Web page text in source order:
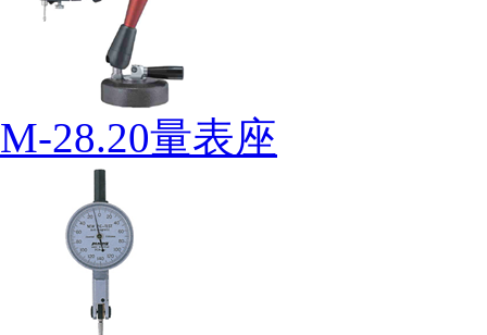
M-28.20量表座